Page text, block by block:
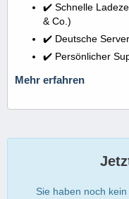
✔️ Schnelle
& Co.)
✔️ Deutsche
✔️ Persönlicher
Mehr erfahren
Sie haben noch